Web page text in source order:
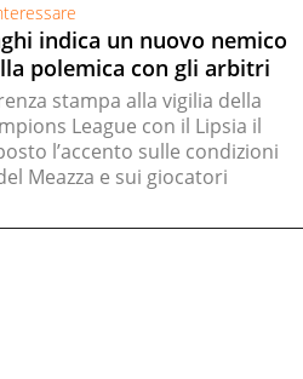
indica un nuovo nemico
polemica con gli arbitri
stampa alla vigilia della
League con il Lipsia il
l’accento sulle condizioni
Meazza e sui giocatori